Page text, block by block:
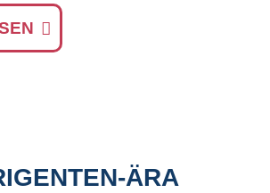
ÄRA